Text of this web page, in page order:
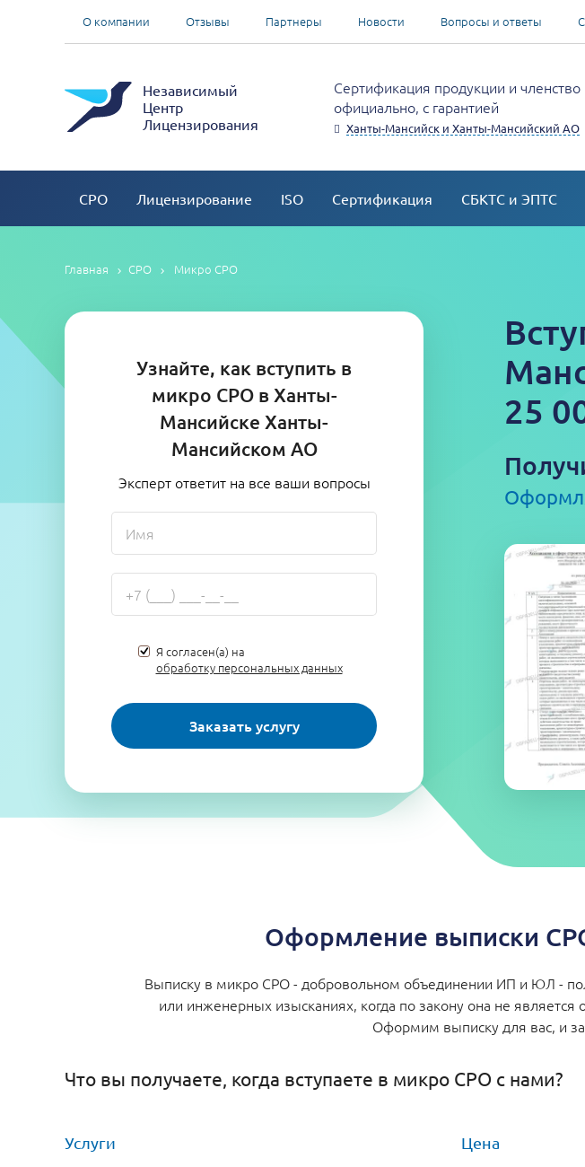
О компании Отзывы Партнеры Новости Вопросы и ответы
Независимый
Центр
Лицензирования
Сертификация продукции и
официально, с гарантией
Ханты-Мансийск и Ханты-Мансийский АО
СРО Лицензирование ISO Сертификация СБКТС и ЭПТС
Главная СРО Микро СРО
Узнайте, как вступить в
микро СРО в Ханты-
Мансийске Ханты-
Мансийском АО
Эксперт ответит на все ваши вопросы
Я согласен(а) на
обработку персональных данных
Заказать услугу
25
Оформление выписки
Выписку в микро СРО - добровольном объединении ИП и ЮЛ -
или инженерных изысканиях, когда по закону она не
Оформим выписку для вас, и
Что вы получаете, когда вступаете в микро СРО с нами?
Услуги Цена